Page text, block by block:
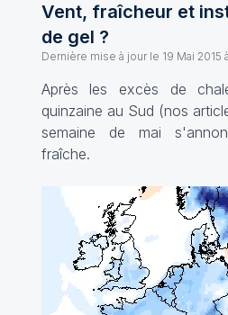
Vent, fraîcheur et
de gel ?
Dernière mise à jour le 19 Mai 2015
Après les excès de
quinzaine au Sud (nos
semaine de mai
fraîche.